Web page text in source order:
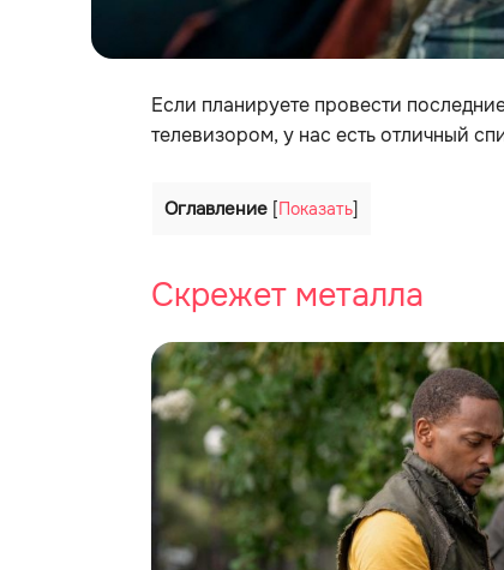
Если планируете провести
телевизором, у нас есть отличный
Оглавление [Показать]
Скрежет металла